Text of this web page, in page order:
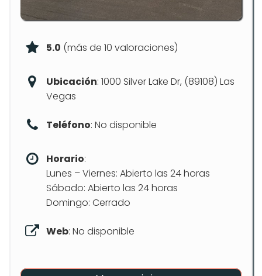
5.0 (más de 10 valoraciones)
Ubicación: 1000 Silver Lake Dr, (89108) Las
Vegas
Teléfono: No disponible
Horario:
Lunes – Viernes: Abierto las 24 horas
Sábado: Abierto las 24 horas
Domingo: Cerrado
Web: No disponible